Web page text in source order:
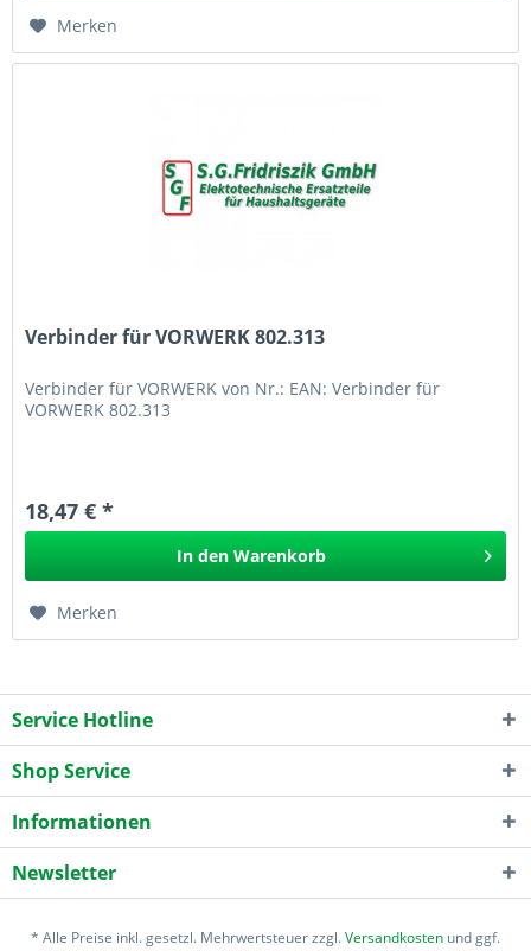
Merken
Verbinder für VORWERK 802.313
Verbinder für VORWERK von Nr.: EAN: Verbinder für
VORWERK 802.313
18,47 € *
In den Warenkorb
Merken
Service Hotline
Shop Service
Informationen
Newsletter
* Alle Preise inkl. gesetzl. Mehrwertsteuer zzgl.Versandkosten und ggf.